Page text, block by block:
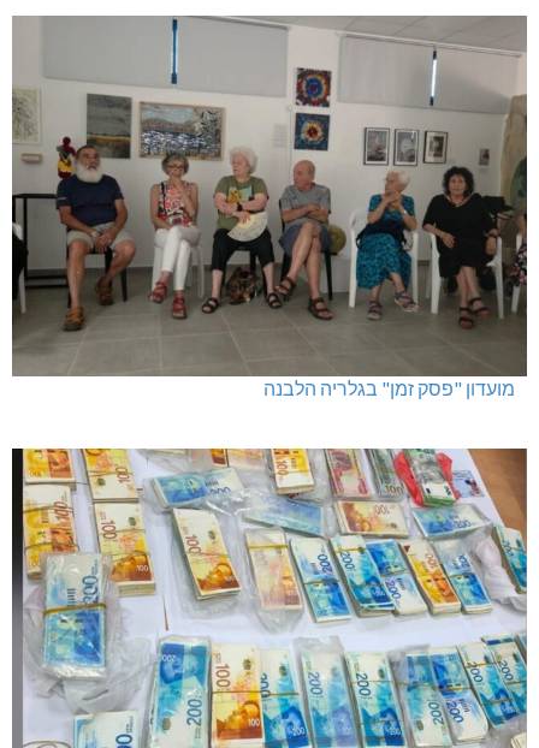
מועדון "פסק זמן" בגלריה הלבנה